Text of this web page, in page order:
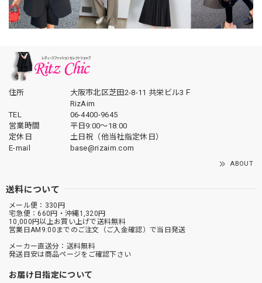
住所
大阪市北区芝田2-8-11 共栄ビル3Ｆ
RizAim
TEL
06-4400-9645
営業時間
平日9:00～18:00
定休日
土日祝（他当社指定休日）
E-mail
base@rizaim.com
ABOUT
送料について
メール便：330円
宅急便：660円・沖縄1,320円
10,000円以上お買い上げで送料無料
営業日AM9:00までのご注文（ご入金確認）で当日発送
メーカー直送分：送料無料
発送目安は商品ページをご確認下さい
お届け日指定について